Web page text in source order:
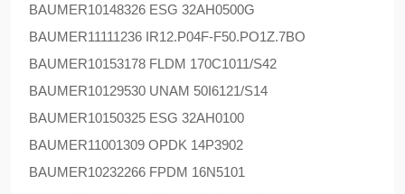
BAUMER10148326 ESG 32AH0500G
BAUMER11111236 IR12.P04F-F50.PO1Z.7BO
BAUMER10153178 FLDM 170C1011/S42
BAUMER10129530 UNAM 50I6121/S14
BAUMER10150325 ESG 32AH0100
BAUMER11001309 OPDK 14P3902
BAUMER10232266 FPDM 16N5101